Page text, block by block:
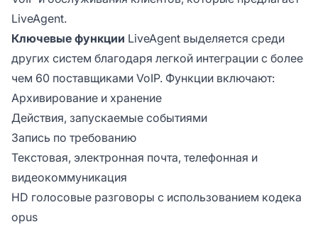
LiveAgent.
Ключевые функции LiveAgent выделяется среди
других систем благодаря легкой интеграции с более
чем 60 поставщиками VoIP. Функции включают:
Архивирование и хранение
Действия, запускаемые событиями
Запись по требованию
Текстовая, электронная почта, телефонная и
видеокоммуникация
HD голосовые разговоры с использованием кодека
opus